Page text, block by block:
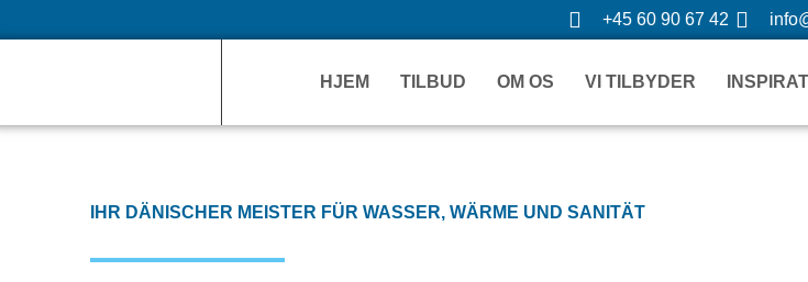
Gå
til
+45 60 90 67 42
HJEM TILBUD OM OS VI TILBYDER
IHR DÄNISCHER MEISTER FÜR WASSER, WÄRME UND SANITÄT